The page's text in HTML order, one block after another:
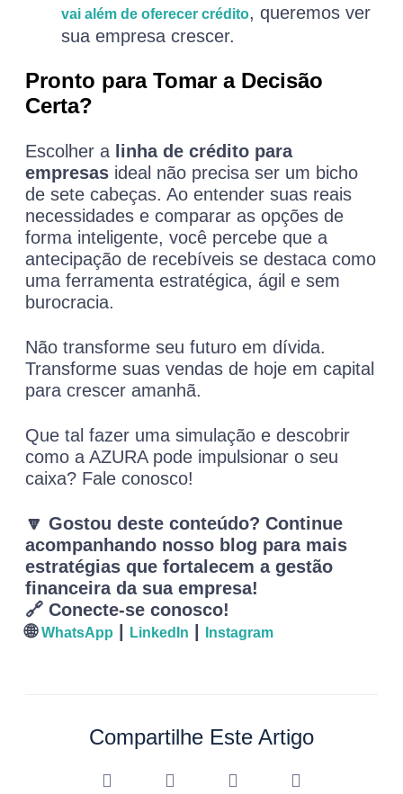
vai além de oferecer crédito, queremos ver
sua empresa crescer.
Pronto para Tomar a Decisão
Certa?
Escolher a linha de crédito para
empresas ideal não precisa ser um bicho
de sete cabeças. Ao entender suas reais
necessidades e comparar as opções de
forma inteligente, você percebe que a
antecipação de recebíveis se destaca como
uma ferramenta estratégica, ágil e sem
burocracia.
Não transforme seu futuro em dívida.
Transforme suas vendas de hoje em capital
para crescer amanhã.
Que tal fazer uma simulação e descobrir
como a AZURA pode impulsionar o seu
caixa? Fale conosco!
🔽 Gostou deste conteúdo? Continue
acompanhando nosso blog para mais
estratégias que fortalecem a gestão
financeira da sua empresa!
🔗 Conecte-se conosco!
🌐WhatsApp LinkedIn Instagram
Compartilhe Este Artigo